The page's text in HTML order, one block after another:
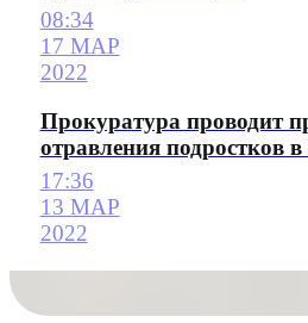
08:34
17 МАР
2022
Прокуратура проводит
отравления подростков
17:36
13 МАР
2022